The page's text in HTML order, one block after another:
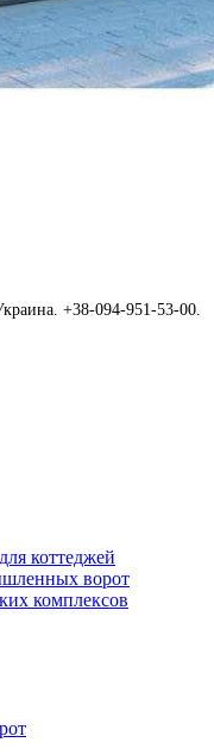
+38-094-951-53-00.
коттеджей
ворот
комплексов